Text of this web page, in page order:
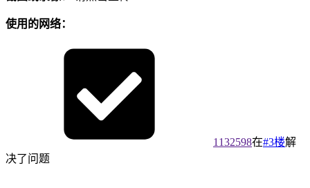
使用的网络：
1132598在#3楼解
决了问题